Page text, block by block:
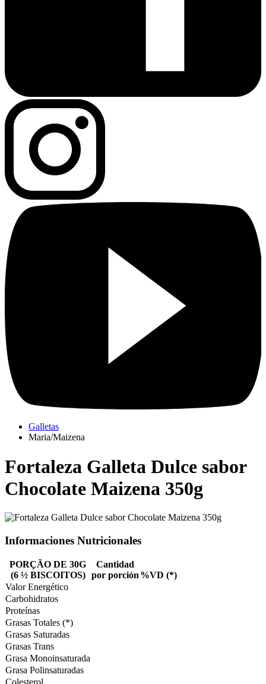
Galletas
Maria/Maizena
Fortaleza Galleta Dulce sabor
Chocolate Maizena 350g
Informaciones Nutricionales
PORÇÃO DE 30G
(6 ½ BISCOITOS)
Cantidad
por porción %VD (*)
Valor Energético
Carbohidratos
Proteínas
Grasas Totales (*)
Grasas Saturadas
Grasas Trans
Grasa Monoinsaturada
Grasa Polinsaturadas
Colesterol